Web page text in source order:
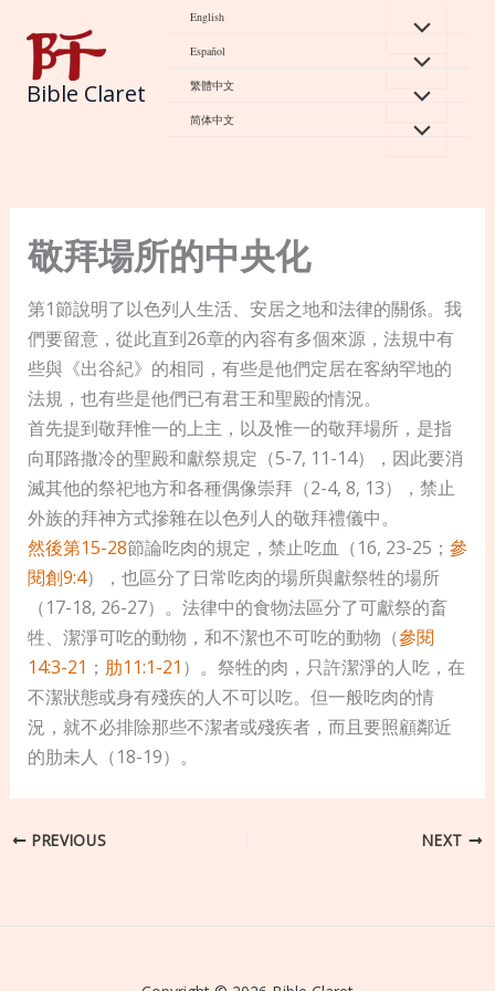
content
Bible Claret
English
Español
繁體中文
简体中文
敬拜場所的中央化
第1節說明了以色列人生活、安居之地和法律的關係。我
們要留意，從此直到26章的內容有多個來源，法規中有
些與《出谷紀》的相同，有些是他們定居在客納罕地的
法規，也有些是他們已有君王和聖殿的情況。
首先提到敬拜惟一的上主，以及惟一的敬拜場所，是指
向耶路撒冷的聖殿和獻祭規定（5-7, 11-14），因此要消
滅其他的祭祀地方和各種偶像崇拜（2-4, 8, 13），禁止
外族的拜神方式摻雜在以色列人的敬拜禮儀中。
然後第15-28節論吃肉的規定，禁止吃血（16, 23-25； 參
閱創9:4），也區分了日常吃肉的場所與獻祭牲的場所
（17-18, 26-27）。法律中的食物法區分了可獻祭的畜
牲、潔淨可吃的動物，和不潔也不可吃的動物（參閱
14:3-21 ； 肋11:1-21 ）。祭牲的肉，只許潔淨的人吃，在
不潔狀態或身有殘疾的人不可以吃。但一般吃肉的情
況，就不必排除那些不潔者或殘疾者，而且要照顧鄰近
的肋未人（18-19）。
PREVIOUS NEXT